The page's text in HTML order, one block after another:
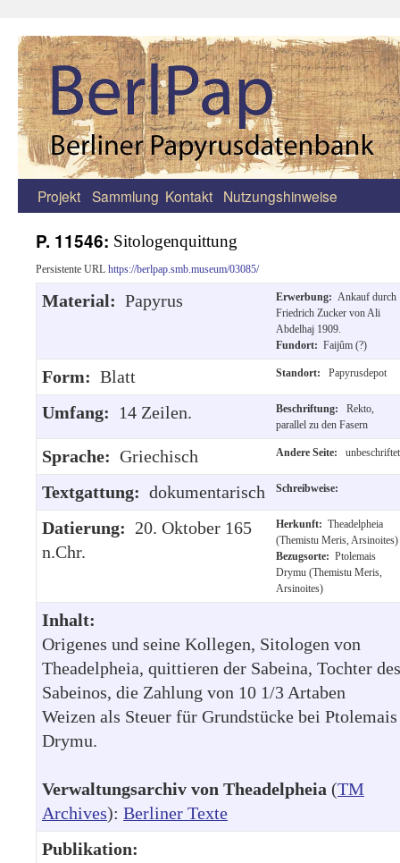
Zum
springen
Projekt Sammlung Kontakt Nutzungshinweise
P. 11546: Sitologenquittung
Persistente URL https://berlpap.smb.museum/03085/
Material: Papyrus Erwerbung: Ankauf durch
Friedrich Zucker von Ali
Abdelhaj 1909.
Fundort: Faijûm (?)
Form: Blatt Standort: Papyrusdepot
Umfang: 14 Zeilen. Beschriftung:
Rekto,
parallel zu den Fasern
Sprache: Griechisch Andere Seite: unbeschriftet
Textgattung: dokumentarisch Schreibweise:
Datierung: 20. Oktober 165
n.Chr.
Herkunft: Theadelpheia
(Themistu Meris, Arsinoites)
Bezugsorte: Ptolemais
Drymu (Themistu Meris,
Arsinoites)
Inhalt:
Origenes und seine Kollegen, Sitologen von
Theadelpheia, quittieren der Sabeina, Tochter des
Sabeinos, die Zahlung von 10 1/3 Artaben
Weizen als Steuer für Grundstücke bei Ptolemais
Drymu.
Verwaltungsarchiv von Theadelpheia (TM
Archives): Berliner Texte
Publikation: